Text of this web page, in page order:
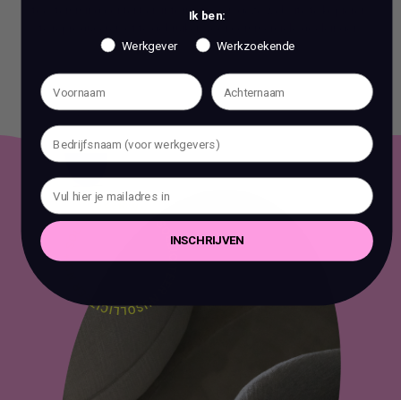
toestemming content en informatie van deze website te kopiëren,
Ik ben:
Werkgever Werkzoekende
INSCHRIJVEN